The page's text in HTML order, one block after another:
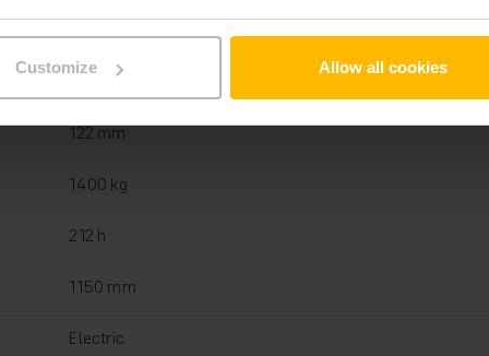
Customize Allow all cookies
2023
122 mm
1400 kg
212 h
1150 mm
Electric